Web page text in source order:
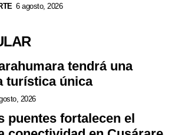
6 agosto, 2026
tendrá una
turística única
2026
puentes fortalecen el